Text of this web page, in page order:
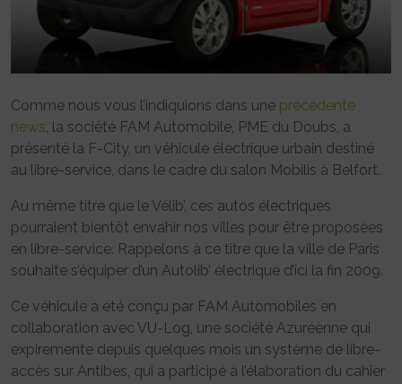
Comme nous vous l’indiquions dans une précédente
news , la société FAM Automobile, PME du Doubs, a
présenté la F-City, un véhicule électrique urbain destiné
au libre-service, dans le cadre du salon Mobilis à Belfort.
Au même titre que le Vélib’, ces autos électriques
pourraient bientôt envahir nos villes pour être proposées
en libre-service. Rappelons à ce titre que la ville de Paris
souhaite s’équiper d’un Autolib’ électrique d’ici la fin 2009.
Ce véhicule a été conçu par FAM Automobiles en
collaboration avec VU-Log, une société Azuréènne qui
expiremente depuis quelques mois un système de libre-
accès sur Antibes, qui a participé à l’élaboration du cahier